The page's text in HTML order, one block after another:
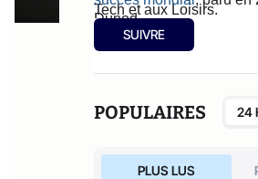
Tech et aux Loisirs.
Dunod.
SUIVRE
POPULAIRES 24
PLUS LUS